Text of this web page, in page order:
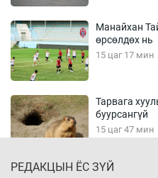
Манайхан
өрсөлдөх нь
15 цаг 17 мин
Тарвага
буурсангүй
15 цаг 47 мин
РЕДАКЦЫН ЁС ЗҮЙ